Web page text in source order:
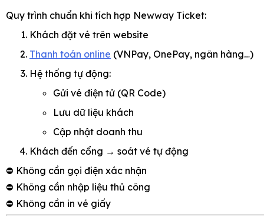
Quy trình chuẩn khi tích hợp Newway Ticket:
Khách đặt vé trên website
Thanh toán online (VNPay, OnePay, ngân hàng…)
Hệ thống tự động:
Gửi vé điện tử (QR Code)
Lưu dữ liệu khách
Cập nhật doanh thu
Khách đến cổng → soát vé tự động
⛔ Không cần gọi điện xác nhận
⛔ Không cần nhập liệu thủ công
⛔ Không cần in vé giấy